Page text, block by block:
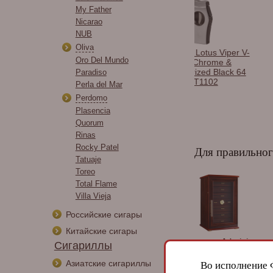
My Father
Nicarao
NUB
Oliva
Oro Del Mundo
Paradiso
Perla del Mar
Perdomo
Plasencia
Quorum
Rinas
Rocky Patel
Tatuaje
Toreo
Total Flame
Villa Vieja
Российские сигары
Китайские сигары
Сигариллы
Азиатские сигариллы
Каттер Lotus Viper V-
Cutter Chrome &
Rubberized Black 64
RG CUT1102
Зажигалка Vertigo
Delegate Red
Для
дерево 810-
Хьюмидор Adorini
Chianti Grande -
Deluxe (на 300 сигар)
Хьюмидор Gentili
сигар, Черный
SV50-Black-
Во исполнение